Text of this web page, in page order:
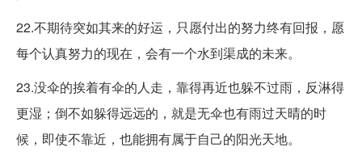
22.不期待突如其来的好运，只愿付出的努力终有回报，愿
每个认真努力的现在，会有一个水到渠成的未来。
23.没伞的挨着有伞的人走，靠得再近也躲不过雨，反淋得
更湿；倒不如躲得远远的，就是无伞也有雨过天晴的时
候，即使不靠近，也能拥有属于自己的阳光天地。